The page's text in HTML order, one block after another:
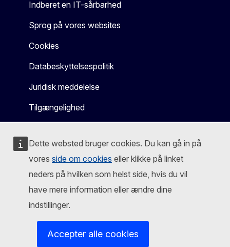
Dette websted bruger cookies. Du kan gå in på
vores side om cookies eller klikke på linket
neders på hvilken som helst side, hvis du vil
have mere information eller ændre dine
indstillinger.
Accepter alle cookies
Indberet en IT-sårbarhed
Sprog på vores websites
Cookies
Databeskyttelsespolitik
Juridisk meddelelse
Tilgængelighed